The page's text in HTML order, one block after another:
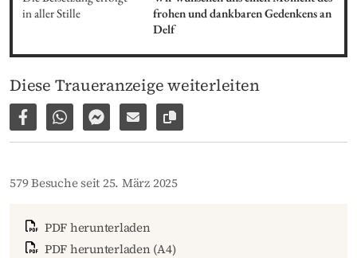
in aller Stille
frohen und dankbaren Gedenkens an
Delf
Diese Traueranzeige weiterleiten
Auf Facebook teilen
Per WhatsApp weiterleiten
Per Facebook Messenger weiterleiten
Per E-Mail versenden
Link zur Seite kopieren
579 Besuche seit 25. März 2025
PDF herunterladen
PDF herunterladen (A4)